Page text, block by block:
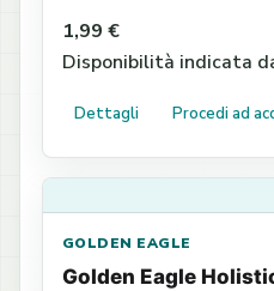
1,99 €
Disponibilità indicata
Dettagli Procedi ad
GOLDEN EAGLE
Golden Eagle